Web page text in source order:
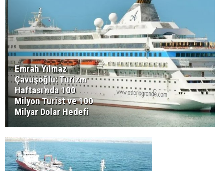
Emrah Yılmaz
Çavuşoğlu: Turizm
Haftası'nda 100
Milyon Turist ve 100
Milyar Dolar Hedefi